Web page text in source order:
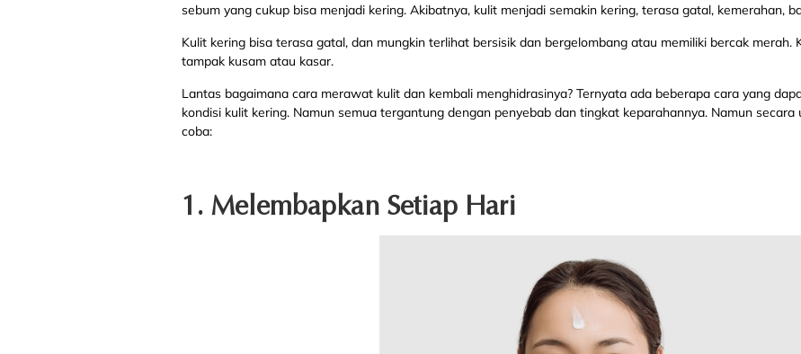
sebum yang cukup bisa menjadi kering. Akibatnya, kulit menjadi semakin kering, terasa gatal, kemerahan,
Kulit kering bisa terasa gatal, dan mungkin terlihat bersisik dan bergelombang atau memiliki bercak merah.
tampak kusam atau kasar.
Lantas bagaimana cara merawat kulit dan kembali menghidrasinya? Ternyata ada beberapa cara yang
kondisi kulit kering. Namun semua tergantung dengan penyebab dan tingkat keparahannya. Namun
coba:
1. Melembapkan Setiap Hari